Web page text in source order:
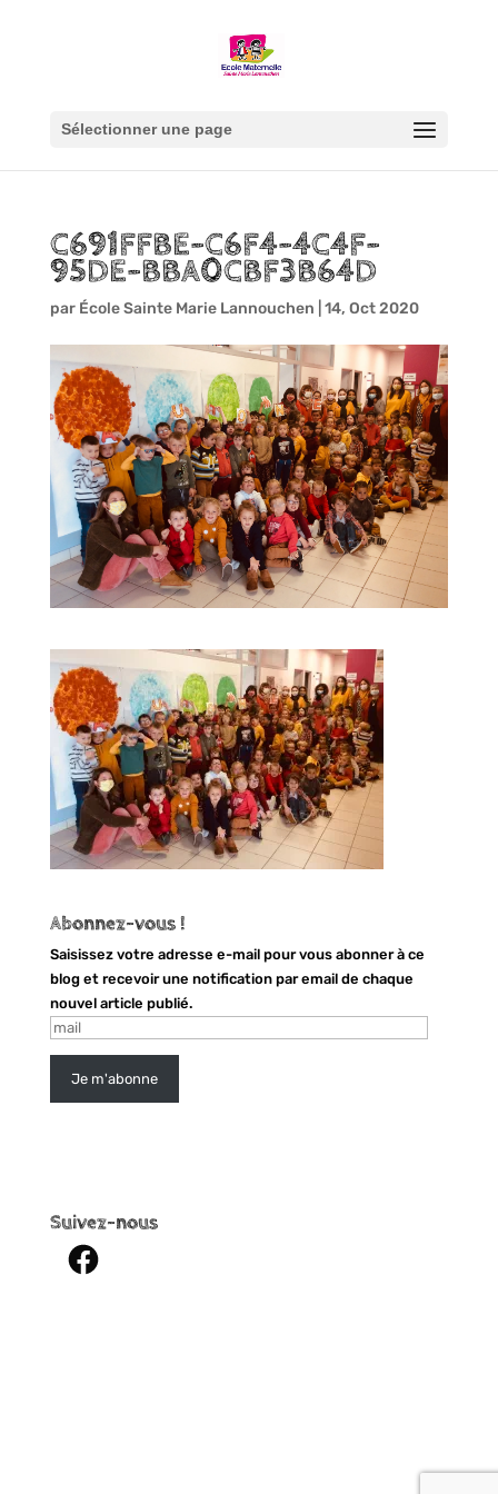
Sélectionner une page
C691FFBE-C6F4-4C4F-
95DE-BBA0CBF3B64D
par École Sainte Marie Lannouchen 14, Oct 2020
Abonnez-vous !
Saisissez votre adresse e-mail pour vous abonner à ce
blog et recevoir une notification par email de chaque
nouvel article publié.
mail
Je m'abonne
Suivez-nous
Facebook